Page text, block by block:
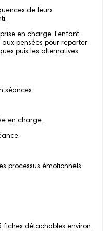
de leurs
en charge, l'enfant
pensées pour reporter
puis les alternatives
séances.
en charge.
processus émotionnels.
fiches détachables environ.